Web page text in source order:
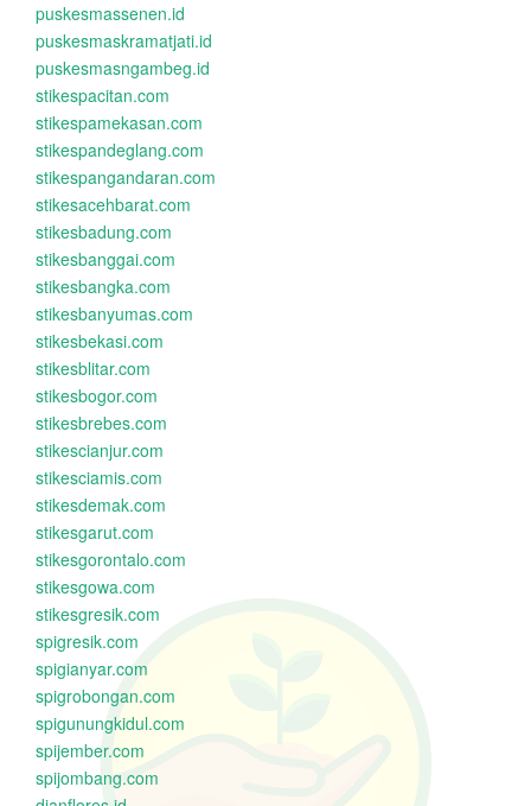
puskesmassenen.id
puskesmaskramatjati.id
puskesmasngambeg.id
stikespacitan.com
stikespamekasan.com
stikespandeglang.com
stikespangandaran.com
stikesacehbarat.com
stikesbadung.com
stikesbanggai.com
stikesbangka.com
stikesbanyumas.com
stikesbekasi.com
stikesblitar.com
stikesbogor.com
stikesbrebes.com
stikescianjur.com
stikesciamis.com
stikesdemak.com
stikesgarut.com
stikesgorontalo.com
stikesgowa.com
stikesgresik.com
spigresik.com
spigianyar.com
spigrobongan.com
spigunungkidul.com
spijember.com
spijombang.com